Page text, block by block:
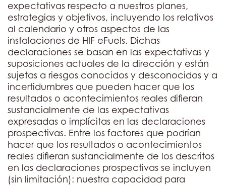
expectativas respecto a nuestros planes,
estrategias y objetivos, incluyendo los relativos
al calendario y otros aspectos de las
instalaciones de HIF eFuels. Dichas
declaraciones se basan en las expectativas y
suposiciones actuales de la dirección y están
sujetas a riesgos conocidos y desconocidos y a
incertidumbres que pueden hacer que los
resultados o acontecimientos reales difieran
sustancialmente de las expectativas
expresadas o implícitas en las declaraciones
prospectivas. Entre los factores que podrían
hacer que los resultados o acontecimientos
reales difieran sustancialmente de los descritos
en las declaraciones prospectivas se incluyen
(sin limitación): nuestra capacidad para